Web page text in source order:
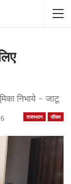
निभाये ~ जाटू
राजस्थान सीकर